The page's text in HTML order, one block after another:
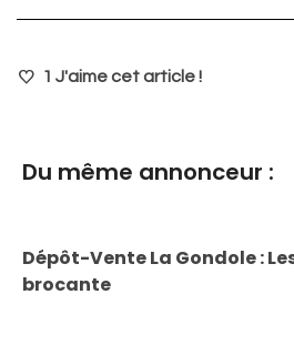
1 J'aime cet article !
Du même annonceur :
Dépôt-Vente La Gondole :
brocante